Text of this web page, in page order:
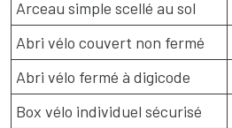
Arceau simple scellé au sol
Abri vélo couvert non fermé
Abri vélo fermé à digicode
Box vélo individuel sécurisé